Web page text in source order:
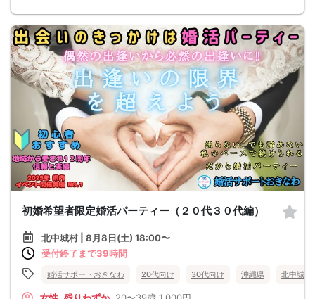
初婚希望者限定婚活パーティー（２０代３０代編）
北中城村 | 8月8日(土) 18:00〜
受付終了まで39時間
婚活サポートおきなわ 20代向け 30代向け 沖縄県 北中城村